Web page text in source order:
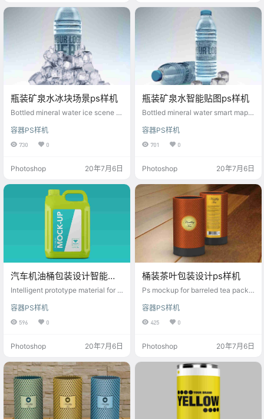
瓶装矿泉水冰块场景ps样机
Bottled mineral water ice scene p
容器PS样机
730 0
Photoshop 20年7月6日
瓶装矿泉水智能贴图ps样机
Bottled mineral water smart map p
容器PS样机
701 0
Photoshop 20年7月6日
汽车机油桶包装设计智能样
机素材
Intelligent prototype material for p
drum
容器PS样机
596 0
Photoshop 20年7月6日
桶装茶叶包装设计ps样机
Ps mockup for barreled tea packa
容器PS样机
425 0
Photoshop 20年7月6日